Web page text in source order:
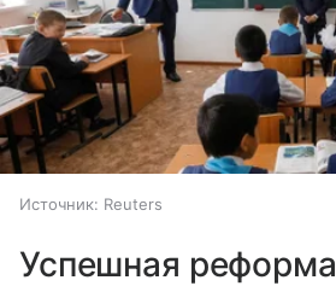
Источник: Reuters
Успешная реформа